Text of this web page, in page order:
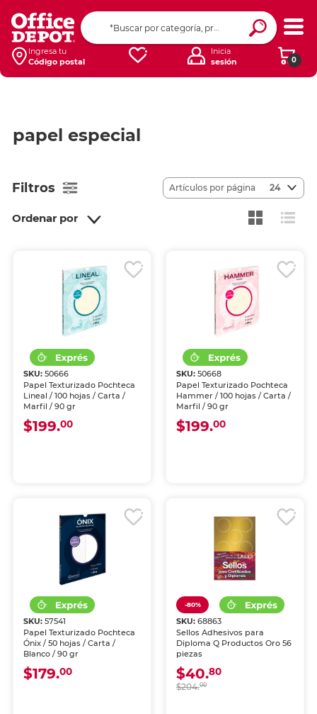
Ingresa tu
Código postal
0
Inicia
sesión
papel especial
Filtros
Ordenar por
Artículos por página 24
SKU:50666
Papel Texturizado Pochteca
Lineal / 100 hojas / Carta /
Marfil / 90 gr
$199.00
SKU: 50668
Papel Texturizado Pochteca
Hammer / 100 hojas / Carta /
Marfil / 90 gr
$199.00
SKU:57541
Papel Texturizado Pochteca
Ónix / 50 hojas / Carta /
Blanco / 90 gr
$179.00
-80%
SKU: 68863
Sellos Adhesivos para
Diploma Q Productos Oro 56
piezas
$40.80
$204.00